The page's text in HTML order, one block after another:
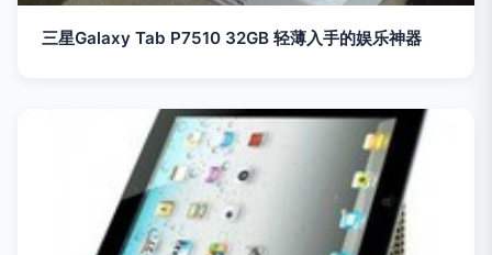
三星Galaxy Tab P7510 32GB 轻薄入手的娱乐神器